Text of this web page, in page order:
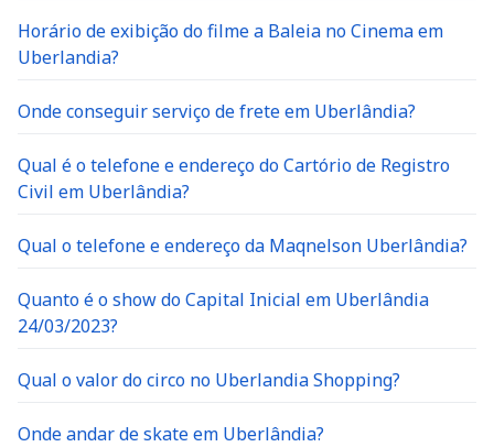
Horário de exibição do filme a Baleia no Cinema em
Uberlandia?
Onde conseguir serviço de frete em Uberlândia?
Qual é o telefone e endereço do Cartório de Registro
Civil em Uberlândia?
Qual o telefone e endereço da Maqnelson Uberlândia?
Quanto é o show do Capital Inicial em Uberlândia
24/03/2023?
Qual o valor do circo no Uberlandia Shopping?
Onde andar de skate em Uberlândia?